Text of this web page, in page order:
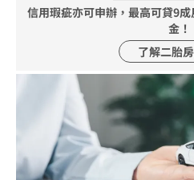
信用瑕疵亦可申辦，最高可貸9
金！
了解二胎